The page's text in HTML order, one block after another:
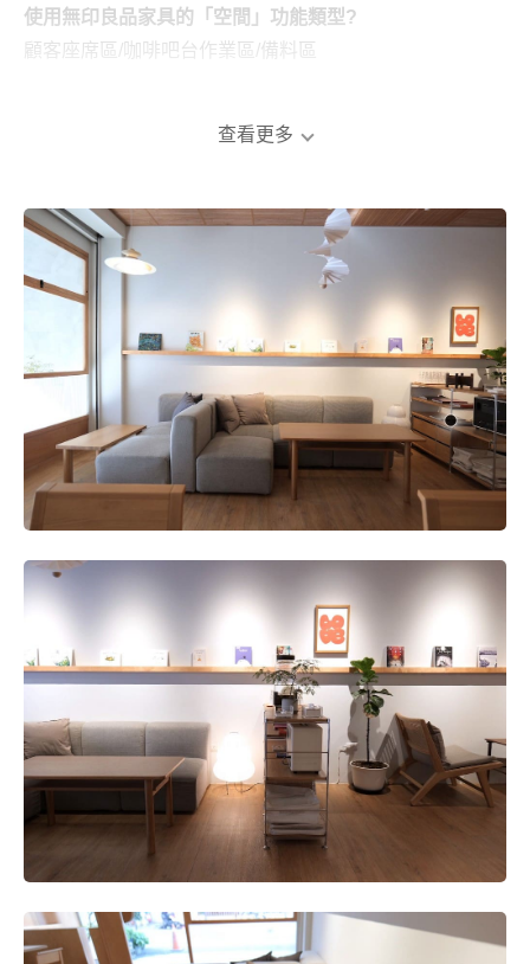
使用無印良品家具的「空間」功能類型?
顧客座席區/咖啡吧台作業區/備料區
Kevin是桃園人，最初有創業念頭時便是鎖定回到成長的
店鋪選址是在看過許多店面後，最終決定位於巷弄內而非
幹道的此處，很慶幸選對了地方，進入店內會有種找回平
靜、離開城市喧囂的感覺，同時呼應了店名。
選擇無印良品家具的原因?
住家原本就有使用SUS層架的習慣，已經很熟悉該家具的
特性，知道也適合用在商空裡，所以在吧台設計前就先將
SUS、硬體設備的配置規劃出來，再依照組裝樣式及層架
尺寸請木工打造吧台框架。雖然是半開放式，但考慮後續
電器調整、維修、淨水設備安置等問題，都會覺得當初的
迄今為止使用無印良品家具的感受與心得?
店舖的風格希望呈現原木色調，所以選擇家具時就優先考
慮風格可以相互對應，答案便是簡約又富有質感的無印良
品。無論是層架組或是組合沙發，在使用上有許多發揮空
間，未來需要調整時也有較大的彈性。
當時是希望透過無印良品協助您解決什麼煩惱?
主要是希望可以減少收納困擾，剛好也減少了開業成本(跟
木工比起來，笑)。
平時是否有習慣拜訪的網站或資訊平台?
這一年來的興趣是看/找各種販售北歐老件的IG帳號或相關
查看更多